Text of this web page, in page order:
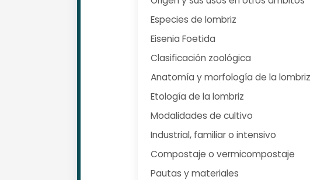
Especies de lombriz
Eisenia Foetida
Clasificación zoológica
Anatomía y morfología de la lombriz
Etología de la lombriz
Modalidades de cultivo
Industrial, familiar o intensivo
Compostaje o vermicompostaje
Pautas y materiales